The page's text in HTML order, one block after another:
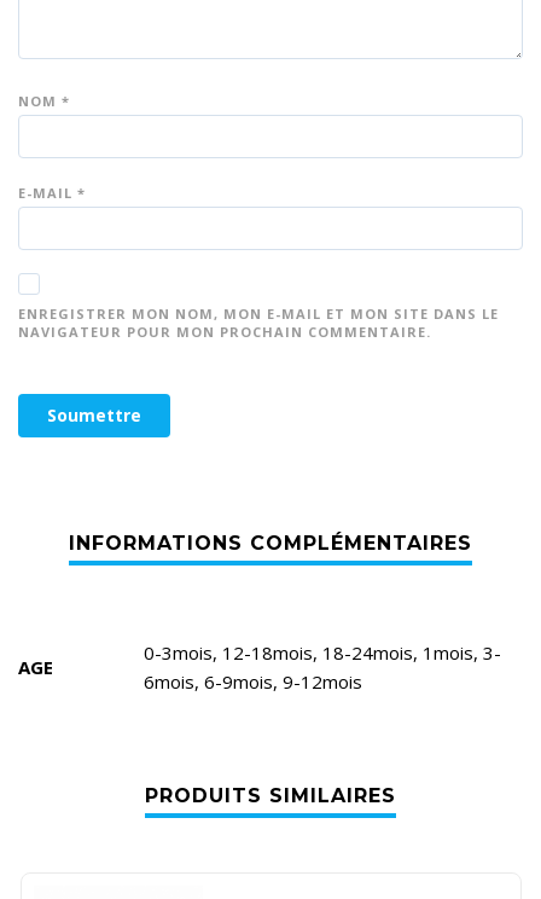
NOM *
E-MAIL *
ENREGISTRER MON NOM, MON E-MAIL ET MON SITE DANS LE
NAVIGATEUR POUR MON PROCHAIN COMMENTAIRE.
AGE
0-3mois, 12-18mois, 18-24mois, 1mois, 3-
6mois, 6-9mois, 9-12mois
PRODUITS SIMILAIRES